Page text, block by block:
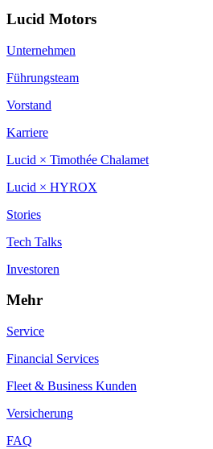
Lucid Motors
Unternehmen
Führungsteam
Vorstand
Karriere
Lucid × Timothée Chalamet
Lucid × HYROX
Stories
Tech Talks
Investoren
Mehr
Service
Financial Services
Fleet & Business Kunden
Versicherung
FAQ